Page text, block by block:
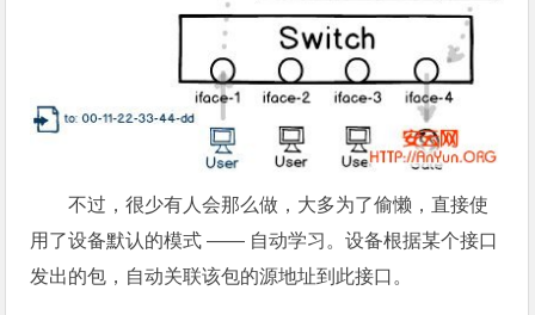
不过，很少有人会那么做，大多为了偷懒，直接使
用了设备默认的模式 —— 自动学习。设备根据某个接口
发出的包，自动关联该包的源地址到此接口。